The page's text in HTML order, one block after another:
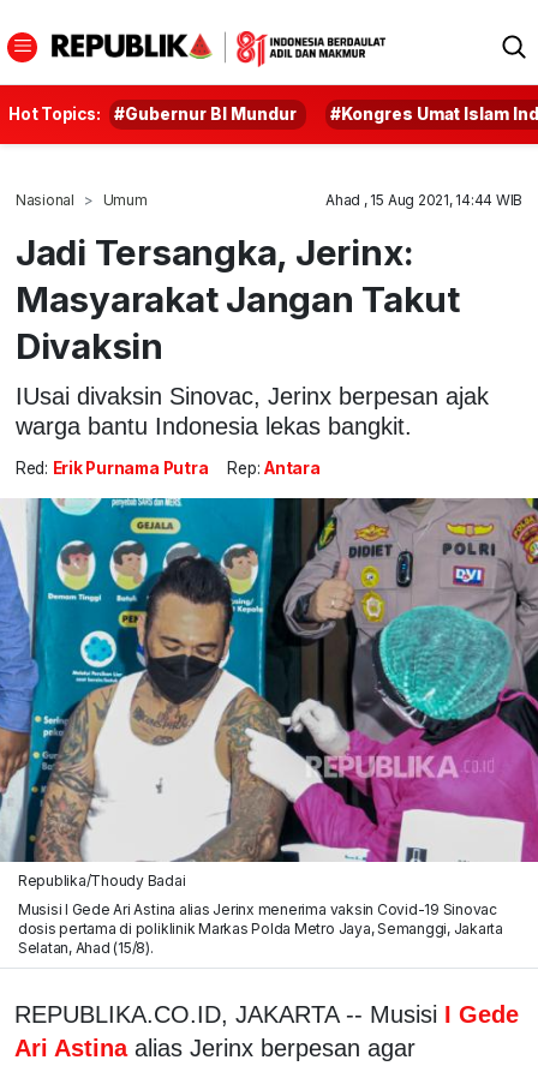
Hot Topics: #Gubernur BI Mundur #Kongres Umat Islam
Nasional Umum Ahad , 15 Aug 2021, 14:44 WIB
Jadi Tersangka, Jerinx:
Masyarakat Jangan Takut
Divaksin
IUsai divaksin Sinovac, Jerinx berpesan ajak
warga bantu Indonesia lekas bangkit.
Red: Erik Purnama Putra Rep: Antara
Republika/Thoudy Badai
Musisi I Gede Ari Astina alias Jerinx menerima vaksin Covid-19 Sinovac
dosis pertama di poliklinik Markas Polda Metro Jaya, Semanggi, Jakarta
Selatan, Ahad (15/8).
REPUBLIKA.CO.ID, JAKARTA -- Musisi I Gede
Ari Astina alias Jerinx berpesan agar